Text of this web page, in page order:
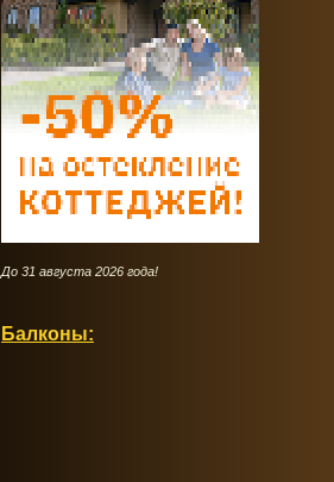
До 31 августа 2026 года!
Балконы: